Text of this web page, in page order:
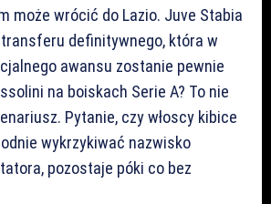
może wrócić do Lazio. Juve Stabia
definitywnego, która w
awansu zostanie pewnie
na boiskach Serie A? To nie
Pytanie, czy włoscy kibice
wykrzykiwać nazwisko
pozostaje póki co bez